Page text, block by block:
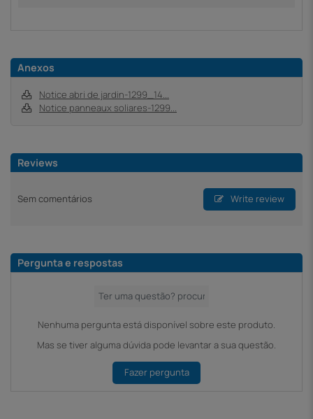
Anexos
Notice abri de jardin-1299_14...
Notice panneaux soliares-1299...
Reviews
Sem comentários Write review
Pergunta e respostas
Nenhuma pergunta está disponível sobre este produto.
Mas se tiver alguma dúvida pode levantar a sua questão.
Fazer pergunta